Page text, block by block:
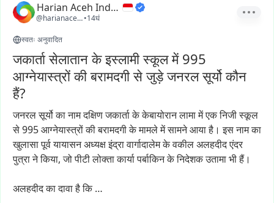
Harian Aceh Indonesia
@harianacehindonesia
•14घं
स्वतः अनुवादित
जकार्ता सेलातान के इस्लामी स्कूल में 995
आग्नेयास्त्रों की बरामदगी से जुड़े जनरल सूर्यो कौन
हैं?
जनरलसूर्योकानामदक्षिणजकार्ताकेकेबायोरानलामामेंएकनिजीस्कूल
से995आग्नेयास्त्रोंकीबरामदगीकेमामलेमेंसामनेआयाहै। इसनामका
खुलासापूर्वयायासनअध्यक्षइंद्रावार्गादालेमकेवकीलअलहदीदएंदर
पुत्रानेकिया, जोपीटीलोक्ताकार्यापर्बाकिनकेनिदेशकउतामाभीहैं।
अलहदीदकादावाहैकि …